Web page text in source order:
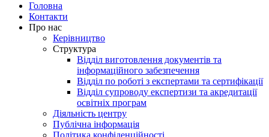
Головна
Контакти
Про нас
Керівництво
Структура
Відділ виготовлення документів та
інформаційного забезпечення
Відділ по роботі з експертами та сертифікації
Відділ супроводу експертизи та акредитації
освітніх програм
Діяльність центру
Публічна інформація
Політика конфіденційності